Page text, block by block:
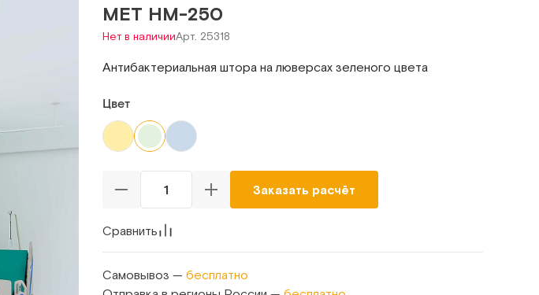
MET HM-250
Нет в наличииАрт. 25318
Антибактериальная штора на люверсах зеленого цвета
Цвет
Заказать расчёт
Сравнить
Самовывоз — бесплатно